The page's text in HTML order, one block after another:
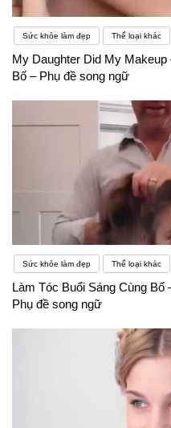
Sức khỏe làm đẹp Thể loại khác
My Daughter Did My
Bố – Phụ đề song ngữ
Sức khỏe làm đẹp Thể loại khác
Làm Tóc Buổi Sáng Cùng Bố
Phụ đề song ngữ